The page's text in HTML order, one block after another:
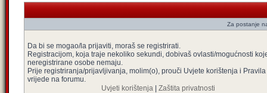
Za postanje
Da bi se mogao/la prijaviti, moraš se registrirati.
Registracijom, koja traje nekoliko sekundi, dobivaš ovlasti/mogućnosti
neregistrirane osobe nemaju.
Prije registriranja/prijavljivanja, molim(o), prouči Uvjete korištenja i
vrijede na forumu.
Uvjeti korištenja| Zaštita privatnosti